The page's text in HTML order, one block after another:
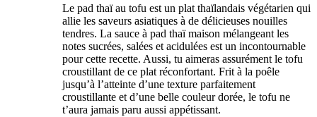
Le pad thaï au tofu est un plat thaïlandais végétarien qui
allie les saveurs asiatiques à de délicieuses nouilles
tendres. La sauce à pad thaï maison mélangeant les
notes sucrées, salées et acidulées est un incontournable
pour cette recette. Aussi, tu aimeras assurément le tofu
croustillant de ce plat réconfortant. Frit à la poêle
jusqu’à l’atteinte d’une texture parfaitement
croustillante et d’une belle couleur dorée, le tofu ne
t’aura jamais paru aussi appétissant.